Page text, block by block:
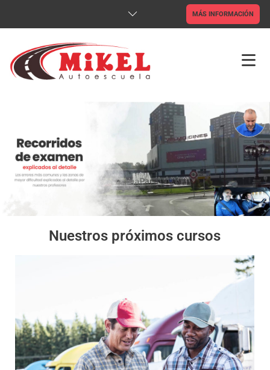
MÁS INFORMACIÓN
TIENDA ONLINE
CLASES ONLINE
CARNETS
CALENDARIO DE CURSOS
EXÁMENES
TEST ONLINE
Nuestros próximos cursos